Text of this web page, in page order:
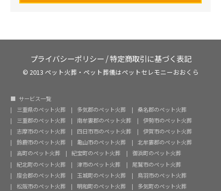
プライバシーポリシー /特定商取引に基づく表記
© 2013 ペット火葬・ペット葬儀はペットセレモニーおおくら
サービス一覧
三重県のペット火葬
多気郡のペット火葬
桑名郡のペット火葬
三重郡のペット火葬
南牟婁郡のペット火葬
伊勢市のペット火葬
志摩市のペット火葬
四日市市のペット火葬
伊賀市のペット火葬
鈴鹿市のペット火葬
亀山市のペット火葬
北牟婁郡のペット火葬
高町のペット火葬
紀宝町のペット火葬
御浜町のペット火葬
紀北町のペット火葬
津市のペット火葬
尾鷲市のペット火葬
度会郡のペット火葬
玉城町のペット火葬
鳥羽市のペット火葬
松阪市のペット火葬
明和町のペット火葬 多気町のペット火葬